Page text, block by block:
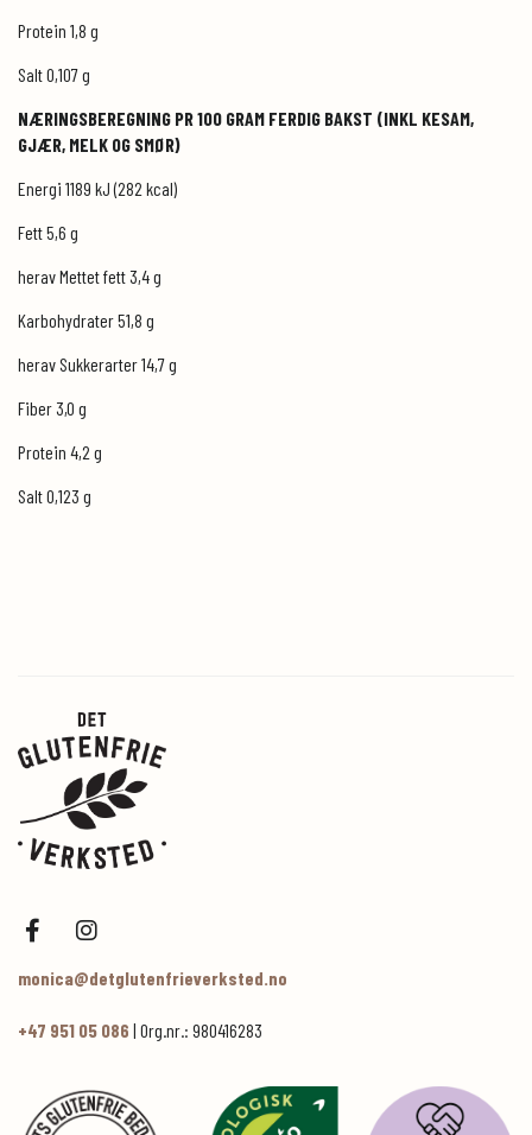
Protein 1,8 g
Salt 0,107 g
NÆRINGSBEREGNING PR 100 GRAM FERDIG BAKST (INKL KESAM,
GJÆR, MELK OG SMØR)
Energi 1189 kJ (282 kcal)
Fett 5,6 g
herav Mettet fett 3,4 g
Karbohydrater 51,8 g
herav Sukkerarter 14,7 g
Fiber 3,0 g
Protein 4,2 g
Salt 0,123 g
monica@detglutenfrieverksted.no
+47 951 05 086 | Org.nr.: 980416283